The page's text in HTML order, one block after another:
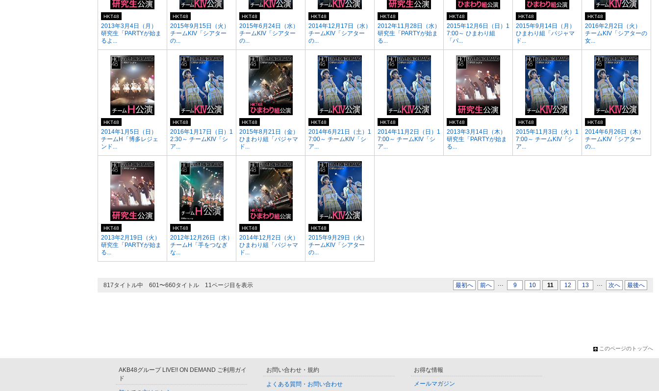
2013年3月4日（月）
研究生「PARTYが始ま
るよ...
HKT48
2015年9月15日（火）
チームKIV「シアター
の...
HKT48
2015年6月24日（水）
チームKIV「シアター
の...
HKT48
2014年12月17日（水）
チームKIV「シアター
の...
HKT48
2012年11月28日（水）
研究生「PARTYが始ま
る...
HKT48
2015年12月6日（日）1
7:00～ ひまわり組
「パ...
HKT48
2015年9月14日（月）
ひまわり組「パジャマ
ド...
HKT48
2016年2月2日（火）
チームKIV「シアターの
女...
HKT48
2014年1月5日（日）
チームH「博多レジェ
ンド...
HKT48
2016年1月17日（日）1
2:30～ チームKIV「シ
ア...
HKT48
2015年8月21日（金）
ひまわり組「パジャマ
ド...
HKT48
2014年6月21日（土）1
7:00～ チームKIV「シ
ア...
HKT48
2014年11月2日（日）1
7:00～ チームKIV「シ
ア...
HKT48
2013年3月14日（木）
研究生「PARTYが始ま
る...
HKT48
2015年11月3日（火）1
7:00～ チームKIV「シ
ア...
HKT48
2014年6月26日（木）
チームKIV「シアター
の...
HKT48
2013年2月19日（火）
研究生「PARTYが始ま
る...
HKT48
2012年12月26日（水）
チームH「手をつなぎ
な...
HKT48
2014年12月2日（火）
ひまわり組「パジャマ
ド...
HKT48
2015年9月29日（火）
チームKIV「シアター
の...
HKT48
817タイトル中 601〜660タイトル 11ページ目を表示 最初へ 前へ ... 9 10 11 12 13 ... 次へ 最後へ
このページのトップへ
AKB48グループ LIVE!! ON DEMAND ご利用ガイ
ド
お問い合わせ・規約
よくある質問・お問い合わせ
お得な情報
メールマガジン